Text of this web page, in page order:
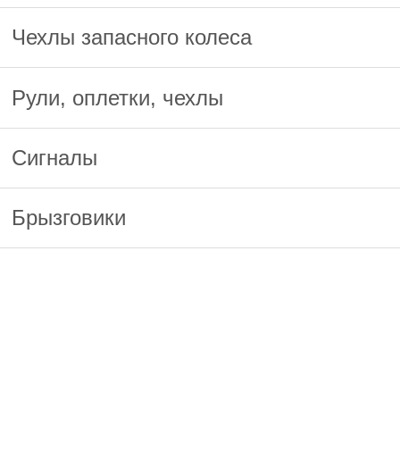
Чехлы запасного колеса
Рули, оплетки, чехлы
Сигналы
Брызговики